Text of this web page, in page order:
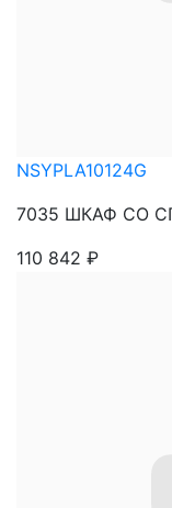
NSYPLA10124G
7035 ШКАФ СО
110 842 ₽